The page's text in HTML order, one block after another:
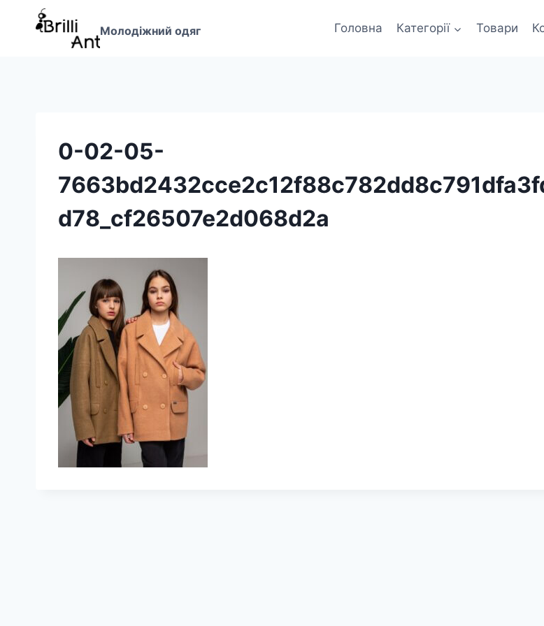
Перейти
Молодіжний одяг Головна Категорії Товари
0-02-05-
d78_cf26507e2d068d2a